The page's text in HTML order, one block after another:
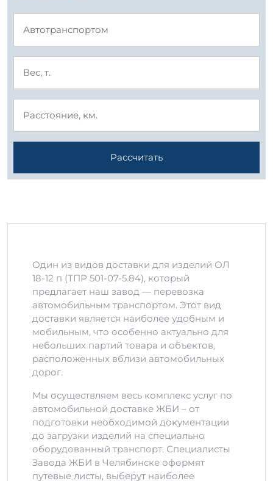
Рассчитать
Один из видов доставки для изделий ОЛ
18-12 п (ТПР 501-07-5.84), который
предлагает наш завод — перевозка
автомобильным транспортом. Этот вид
доставки является наиболее удобным и
мобильным, что особенно актуально для
небольших партий товара и объектов,
расположенных вблизи автомобильных
дорог.
Мы осуществляем весь комплекс услуг по
автомобильной доставке ЖБИ – от
подготовки необходимой документации
до загрузки изделий на специально
оборудованный транспорт. Специалисты
Завода ЖБИ в Челябинске оформят
путевые листы, выберут наиболее